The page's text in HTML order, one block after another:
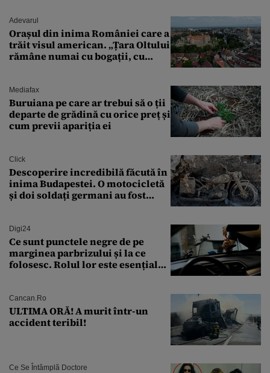
Adevarul
Orașul din inima României care a
trăit visul american. „Țara Oltului
rămâne numai cu bogații, cu
Mediafax
Buruiana pe care ar trebui să o ții
departe de grădină cu orice preț și
cum previi apariția ei
Click
Descoperire incredibilă făcută în
inima Budapestei. O motocicletă
și doi soldați germani au fost
Digi24
Ce sunt punctele negre de pe
marginea parbrizului și la ce
folosesc. Rolul lor este esențial
Cancan.ro
ULTIMA ORĂ! A murit într-un
accident teribil!
Ce Se Întâmplă Doctore